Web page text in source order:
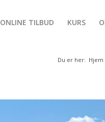
ONLINE TILBUD KURS
Du er her: Hjem